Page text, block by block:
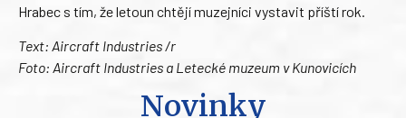
Hrabec s tím, že letoun chtějí muzejníci vystavit příští rok.
Text: Aircraft Industries /r
Foto: Aircraft Industries a Letecké muzeum v Kunovicích
Novinky